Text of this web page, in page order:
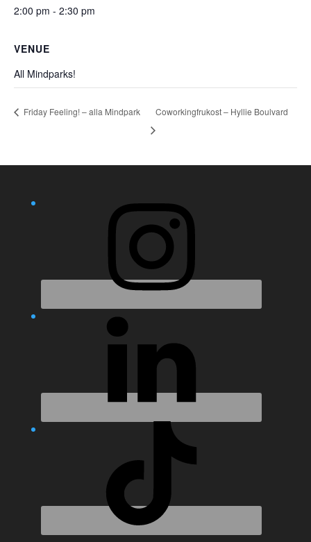
2:00 pm - 2:30 pm
VENUE
All Mindparks!
Friday Feeling! – alla Mindpark Coworkingfrukost – Hyllie Boulvard